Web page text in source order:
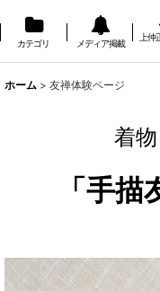
カテゴリ メディア掲載
上仲
ホーム > 友禅体験ページ
着
「手